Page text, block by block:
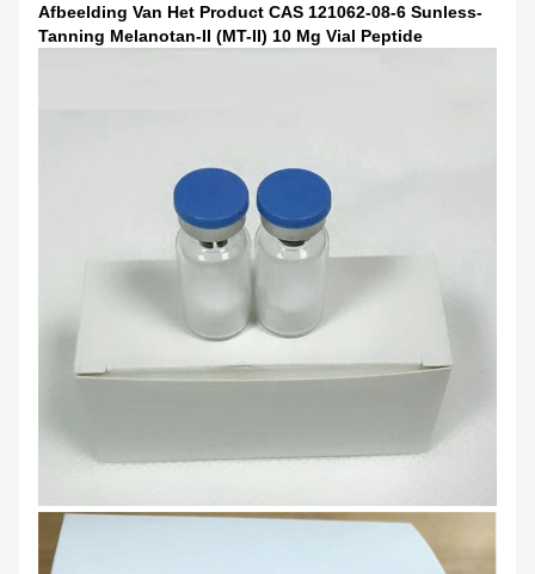
Afbeelding Van Het Product CAS 121062-08-6 Sunless-
Tanning Melanotan-II (MT-II) 10 Mg Vial Peptide